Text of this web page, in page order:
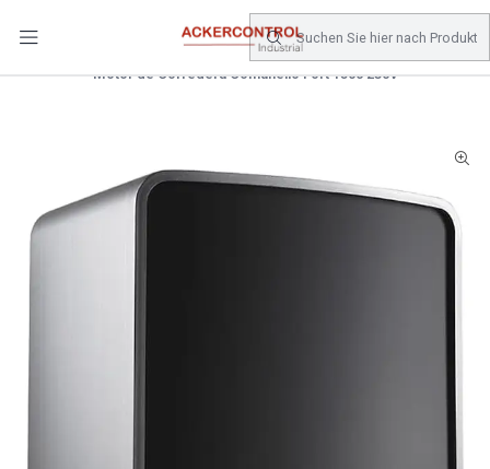
Electronica de Potencia
Motor de Corredera Comunello Fort 1500 230V